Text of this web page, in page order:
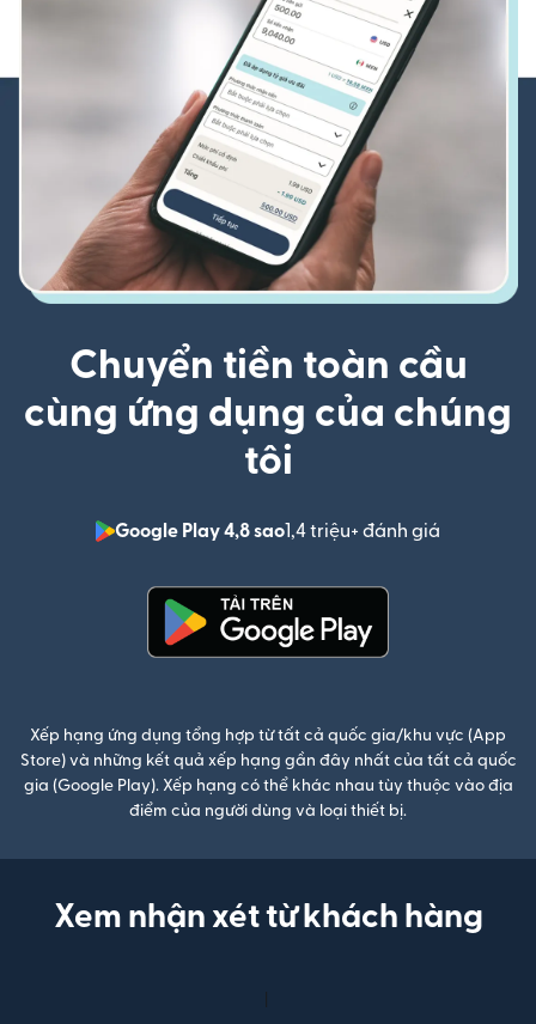
Chuyển tiền toàn cầu
cùng ứng dụng của chúng
tôi
Google Play 4,8 sao1,4 triệu+ đánh giá
Xếp hạng ứng dụng tổng hợp từ tất cả quốc gia/khu vực (App
Store) và những kết quả xếp hạng gần đây nhất của tất cả quốc
gia (Google Play). Xếp hạng có thể khác nhau tùy thuộc vào địa
điểm của người dùng và loại thiết bị.
Xem nhận xét từ khách hàng